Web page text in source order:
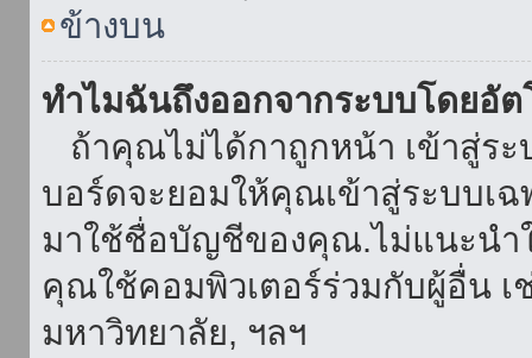
ข้างบน
ทำไมฉันถึงออกจากระบบโดยอั
ถ้าคุณไม่ได้กาถูกหน้า เข้าสู่ร
บอร์ดจะยอมให้คุณเข้าสู่ระบบเ
มาใช้ชื่อบัญชีของคุณ.ไม่แนะนำ
คุณใช้คอมพิวเตอร์ร่วมกับผู้อื่น เ
มหาวิทยาลัย, ฯลฯ